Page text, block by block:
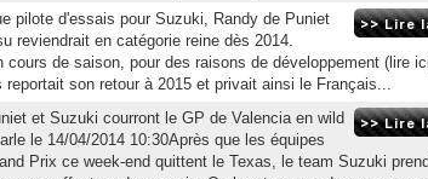
pilote d'essais pour Suzuki, Randy de Puniet
reviendrait en catégorie reine dès 2014.
cours de saison, pour des raisons de développement (lire
reportait son retour à 2015 et privait ainsi le Français...
et Suzuki courront le GP de Valencia en wild
le 14/04/2014 10:30Après que les équipes
Prix ce week-end quittent le Texas, le team Suzuki prend